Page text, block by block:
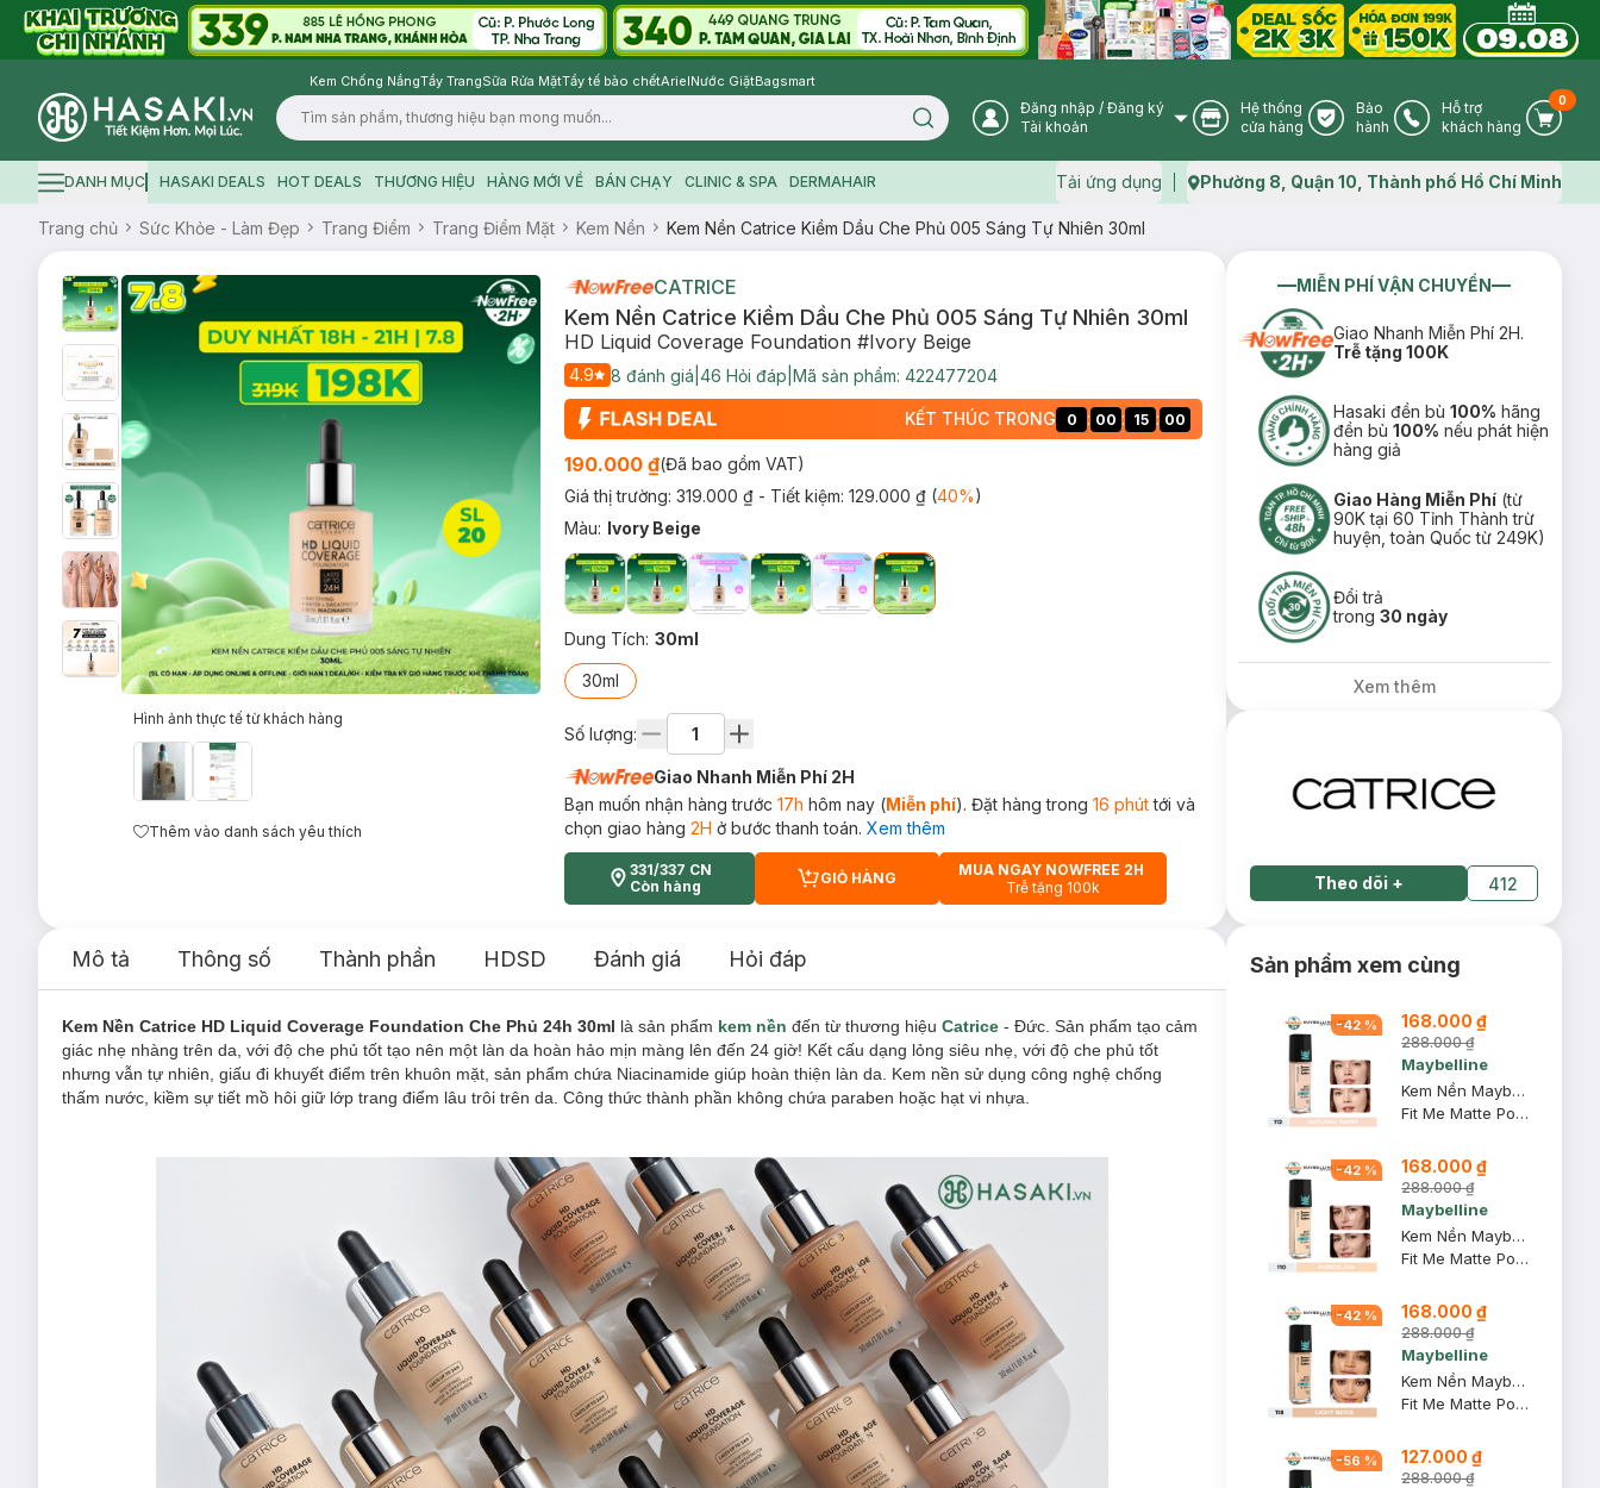
Kem Chống NắngTẩy TrangSữa Rửa MặtTẩy tế bào chếtArielNước GiặtBagsmart
Logo
Search icon User Icon
Đăng nhập / Đăng ký
Tài khoản
Store Icon
Hệ thống
cửa hàng
Warranty Icon
Bảo
hành
Phone Icon
Hỗ trợ
khách hàng
Cart
0
Hamburger icon
DANH MỤC HASAKI DEALS HOT DEALS THƯƠNG HIỆU HÀNG MỚI VỀ BÁN CHẠY CLINIC & SPA DERMAHAIR Tải ứng dụng Map icon
Phường 8, Quận 10, Thành phố Hồ Chí Minh
Trang chủ Sức Khỏe - Làm Đẹp Trang Điểm Trang Điểm Mặt Kem Nền Kem Nền Catrice Kiềm Dầu Che Phủ 005 Sáng Tự Nhiên 30ml
Hình ảnh thực tế từ khách hàng
Thêm vào danh sách yêu thích
CATRICE
Kem Nền Catrice Kiềm Dầu Che Phủ 005 Sáng Tự Nhiên 30ml
HD Liquid Coverage Foundation #Ivory Beige
4.9 8 đánh giá 46 Hỏi đáp Mã sản phẩm: 422477204
KẾT THÚC TRONG 0 : 00 : 14 : 59
190.000 ₫(Đã bao gồm VAT)
Giá thị trường: 319.000 ₫ - Tiết kiệm: 129.000 ₫(40%)
Màu: Ivory Beige
Dung Tích: 30ml
30ml
Số lượng:
Giao Nhanh Miễn Phí 2H
Bạn muốn nhận hàng trước 17h hôm nay (Miễn phí). Đặt hàng trong 16 phúttới và
chọn giao hàng 2H ở bước thanh toán. Xem thêm
331/337 CN
Còn hàng
CART PLUS ICON
GIỎ HÀNG
MUA NGAY NOWFREE 2H
Trễ tặng 100k
Mô tả Thông số Thành phần HDSD Đánh giá Hỏi đáp
Kem Nền Catrice HD Liquid Coverage Foundation Che Phủ 24h 30ml là sản phẩm kem nền đến từ thương hiệu Catrice - Đức. Sản phẩm tạo cảm
giác nhẹ nhàng trên da, với độ che phủ tốt tạo nên một làn da hoàn hảo mịn màng lên đến 24 giờ! Kết cấu dạng lỏng siêu nhẹ, với độ che phủ tốt
nhưng vẫn tự nhiên, giấu đi khuyết điểm trên khuôn mặt, sản phẩm chứa Niacinamide giúp hoàn thiện làn da. Kem nền sử dụng công nghệ chống
thấm nước, kiềm sự tiết mồ hôi giữ lớp trang điểm lâu trôi trên da. Công thức thành phần không chứa paraben hoặc hạt vi nhựa.
MIỄN PHÍ VẬN CHUYỂN
Giao Nhanh Miễn Phí 2H.
Trễ tặng 100K
Hasaki đền bù100% hãng
đền bù100% nếu phát hiện
hàng giả
Giao Hàng Miễn Phí (từ
90K tại 60 Tỉnh Thành trừ
huyện, toàn Quốc từ 249K)
Đổi trả
trong30 ngày
Xem thêm
Theo dõi + 412
Sản phẩm xem cùng
-42 % 168.000 ₫
288.000 ₫
Maybelline
Kem Nền Maybelline Mịn Nhẹ Kiềm Dầu Chống Nắng #112 30ml
Fit Me Matte Poreless Foundation SPF 22 PA+++ #112 Natural Ivory
-42 % 168.000 ₫
288.000 ₫
Maybelline
Kem Nền Maybelline Mịn Nhẹ Kiềm Dầu Chống Nắng #110 30ml
Fit Me Matte Poreless Foundation SPF 22 PA+++ #110 Porcelain
-42 % 168.000 ₫
288.000 ₫
Maybelline
Kem Nền Maybelline Mịn Nhẹ Kiềm Dầu Chống Nắng #118 30ml
Fit Me Matte Poreless Foundation SPF 22 - 118 Light Beige
-56 % 127.000 ₫
288.000 ₫